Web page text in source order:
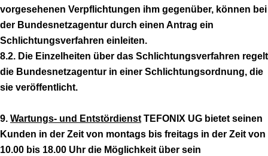
vorgesehenen Verpflichtungen ihm gegenüber, können bei
der Bundesnetzagentur durch einen Antrag ein
Schlichtungsverfahren einleiten.
8.2. Die Einzelheiten über das Schlichtungsverfahren regelt
die Bundesnetzagentur in einer Schlichtungsordnung, die
sie veröffentlicht.
9. Wartungs- und Entstördienst TEFONIX UG bietet seinen
Kunden in der Zeit von montags bis freitags in der Zeit von
10.00 bis 18.00 Uhr die Möglichkeit über sein